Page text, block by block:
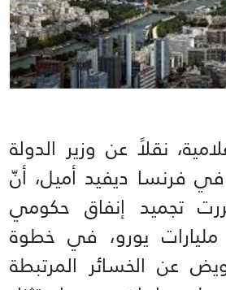
نقلاً عن وزير الدولة
في فرنسا ديفيد أميل، أنّ
تجميد إنفاق حكومي
بقيمة تقارب 4 مليارات يورو، في خطوة
عن الخسائر المرتبطة